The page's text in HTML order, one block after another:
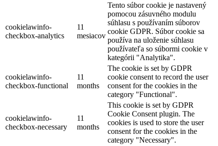
cookielawinfo-
checkbox-analytics
11
mesiacov
Tento súbor cookie je nastavený
pomocou zásuvného modulu
súhlasu s používaním súborov
cookie GDPR. Súbor cookie sa
používa na uloženie súhlasu
používateľa so súbormi cookie v
kategórii "Analytika".
cookielawinfo-
checkbox-functional
11
months
The cookie is set by GDPR
cookie consent to record the user
consent for the cookies in the
category "Functional".
cookielawinfo-
checkbox-necessary
11
months
This cookie is set by GDPR
Cookie Consent plugin. The
cookies is used to store the user
consent for the cookies in the
category "Necessary".